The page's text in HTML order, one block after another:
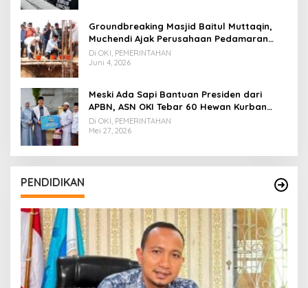
Groundbreaking Masjid Baitul Muttaqin,
Muchendi Ajak Perusahaan Pedamaran
Timur Turut Bantu
Di OKI, PEMERINTAHAN
Juni 4, 2026
Meski Ada Sapi Bantuan Presiden dari
APBN, ASN OKI Tebar 60 Hewan Kurban
Tanpa Gunakan APBD
Di OKI, PEMERINTAHAN
Mei 27, 2026
PENDIDIKAN